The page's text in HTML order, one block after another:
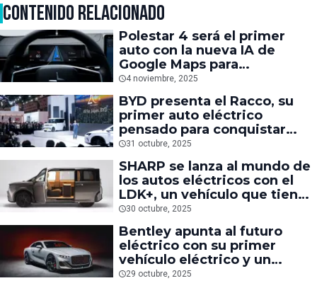
CONTENIDO RELACIONADO
Polestar 4 será el primer
auto con la nueva IA de
Google Maps para
mantenerte en el carril
correcto
4 noviembre, 2025
BYD presenta el Racco, su
primer auto eléctrico
pensado para conquistar
mercados fuera de China
31 octubre, 2025
SHARP se lanza al mundo de
los autos eléctricos con el
LDK+, un vehículo que tiene
sala y comedor en su interior
30 octubre, 2025
Bentley apunta al futuro
eléctrico con su primer
vehículo eléctrico y un
lanzamiento misterioso
29 octubre, 2025